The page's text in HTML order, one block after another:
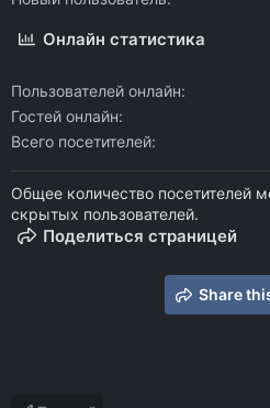
Онлайн статистика
Пользователей онлайн
Гостей онлайн
Всего посетителей
Общее количество посетителей
скрытых пользователей.
Поделиться страницей
Share